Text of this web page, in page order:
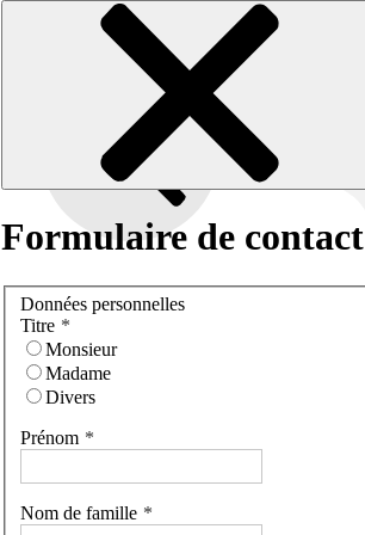
Formulaire de contact
Données personnelles
Titre
Monsieur
Madame
Divers
Prénom
Nom de famille